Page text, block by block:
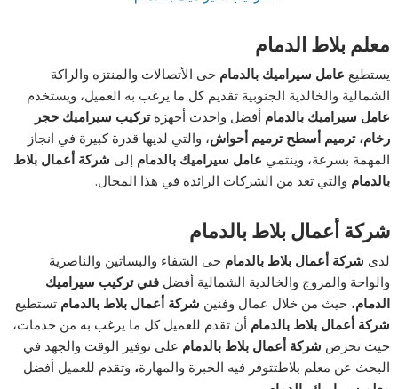
معلم بلاط الدمام
يستطيع عامل سيراميك بالدمام حى الأتصالات والمنتزه والراكة
الشمالية والخالدية الجنوبية تقديم كل ما يرغب به العميل، ويستخدم
عامل سيراميك بالدمامأفضل واحدث أجهزةتركيب سيراميك حجر
رخام، ترميم أسطح ترميم أحواش، والتي لديها قدرة كبيرة في انجاز
المهمة بسرعة، وينتمي عامل سيراميك بالدمام إلى شركة أعمال بلاط
بالدمام والتي تعد من الشركات الرائدة في هذا المجال.
شركة أعمال بلاط بالدمام
لدى شركة أعمال بلاط بالدمام حى الشفاء والبساتين والناصرية
والواحة والمروج والخالدية الشمالية أفضلفني تركيب سيراميك
الدمام، حيث من خلال عمال وفنين شركة أعمال بلاط بالدمام تستطيع
شركة أعمال بلاط بالدمام أن تقدم للعميل كل ما يرغب به من خدمات،
حيث تحرص شركة أعمال بلاط بالدمام على توفير الوقت والجهد في
البحث عن معلم بلاطتتوفر فيه الخبرة والمهارة، وتقدم للعميل أفضل